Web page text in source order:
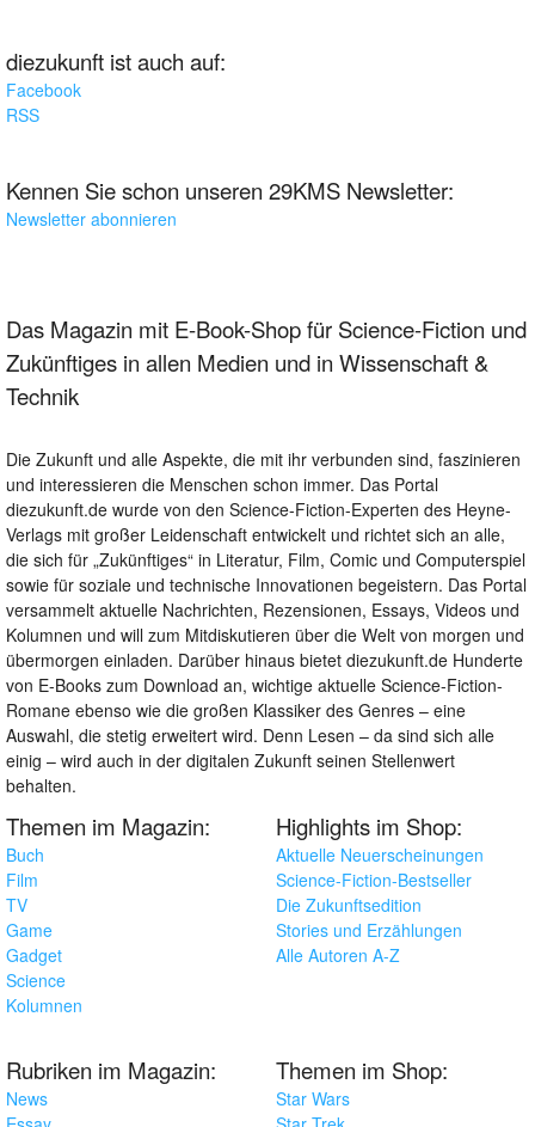
diezukunft ist auch auf:
Facebook
RSS
Kennen Sie schon unseren 29KMS Newsletter:
Newsletter abonnieren
Das Magazin mit E-Book-Shop für Science-Fiction und
Zukünftiges in allen Medien und in Wissenschaft &
Technik
Die Zukunft und alle Aspekte, die mit ihr verbunden sind, faszinieren
und interessieren die Menschen schon immer. Das Portal
diezukunft.de wurde von den Science-Fiction-Experten des Heyne-
Verlags mit großer Leidenschaft entwickelt und richtet sich an alle,
die sich für „Zukünftiges“ in Literatur, Film, Comic und Computerspiel
sowie für soziale und technische Innovationen begeistern. Das Portal
versammelt aktuelle Nachrichten, Rezensionen, Essays, Videos und
Kolumnen und will zum Mitdiskutieren über die Welt von morgen und
übermorgen einladen. Darüber hinaus bietet diezukunft.de Hunderte
von E-Books zum Download an, wichtige aktuelle Science-Fiction-
Romane ebenso wie die großen Klassiker des Genres – eine
Auswahl, die stetig erweitert wird. Denn Lesen – da sind sich alle
einig – wird auch in der digitalen Zukunft seinen Stellenwert
behalten.
Themen im Magazin:
Buch
Film
TV
Game
Gadget
Science
Kolumnen
Highlights im Shop:
Aktuelle Neuerscheinungen
Science-Fiction-Bestseller
Die Zukunftsedition
Stories und Erzählungen
Alle Autoren A-Z
Rubriken im Magazin:
News
Themen im Shop:
Star Wars